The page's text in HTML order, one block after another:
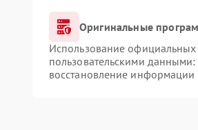
Оригинальные
Использование
пользовательскими
восстановление